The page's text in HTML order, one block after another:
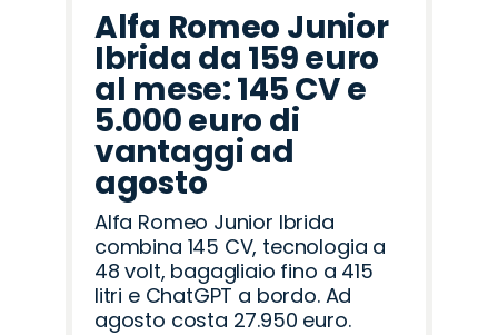
Alfa Romeo Junior
Ibrida da 159 euro
al mese: 145 CV e
5.000 euro di
vantaggi ad
agosto
Alfa Romeo Junior Ibrida
combina 145 CV, tecnologia a
48 volt, bagagliaio fino a 415
litri e ChatGPT a bordo. Ad
agosto costa 27.950 euro.